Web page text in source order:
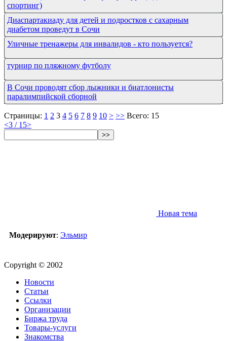
спортинг)
Диаспартакиаду для детей и подростков с сахарным
диабетом проведут в Сочи
Уличные тренажеры для инвалидов - кто пользуется?
турнир по пляжному футболу
В Сочи проводят сбор лыжники и биатлонисты
паралимпийской сборной
Страницы: 1 2 3 4 5 6 7 8 9 10 > >> Всего: 15
<3 / 15>
>>
Новая тема
Модерируют: Эльмир
Copyright © 2002
Новости
Статьи
Ссылки
Организации
Биржа труда
Товары-услуги
Знакомства